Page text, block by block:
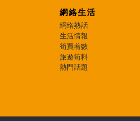
網絡生活
網絡熱話
生活情報
筍買着數
旅遊筍料
熱門話題